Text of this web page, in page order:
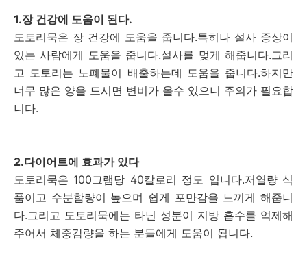
1.장 건강에 도움이 된다.
도토리묵은 장 건강에 도움을 줍니다.특히나 설사 증상이
있는 사람에게 도움을 줍니다.설사를 멎게 해줍니다.그리
고 도토리는 노폐물이 배출하는데 도움을 줍니다.하지만
너무 많은 양을 드시면 변비가 올수 있으니 주의가 필요합
니다.
2.다이어트에 효과가 있다
도토리묵은 100그램당 40칼로리 정도 입니다.저열량 식
품이고 수분함량이 높으며 쉽게 포만감을 느끼게 해줍니
다.그리고 도토리묵에는 타닌 성분이 지방 흡수를 억제해
주어서 체중감량을 하는 분들에게 도움이 됩니다.